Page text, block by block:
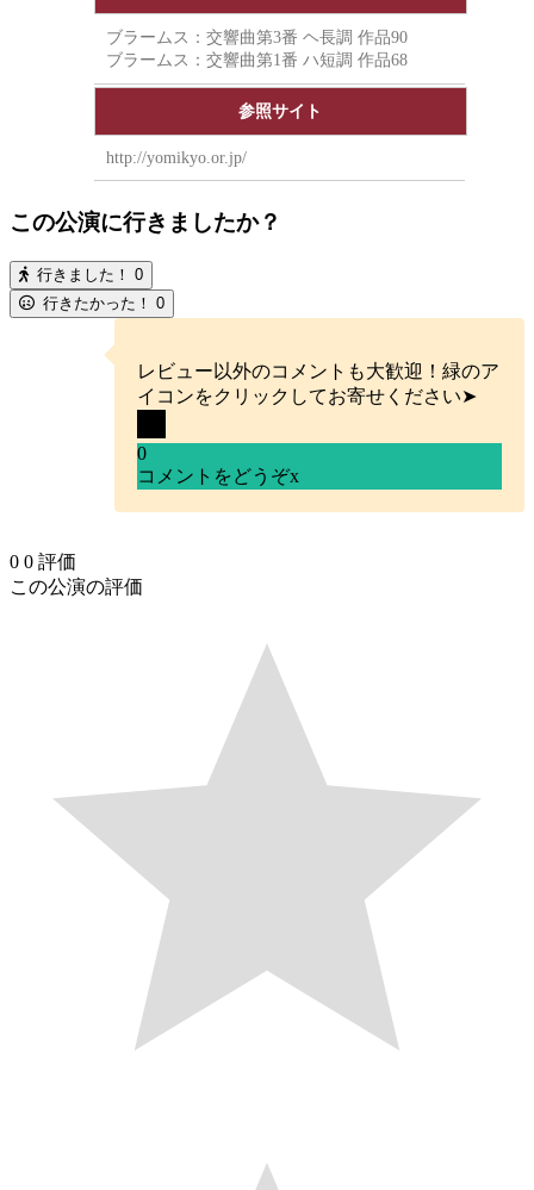
ブラームス：交響曲第3番 ヘ長調 作品90
ブラームス：交響曲第1番 ハ短調 作品68
参照サイト
http://yomikyo.or.jp/
この公演に行きましたか？
行きました！ 0
行きたかった！ 0
レビュー以外のコメントも大歓迎！緑のア
イコンをクリックしてお寄せください➤
0
コメントをどうぞx
0 0 評価
この公演の評価